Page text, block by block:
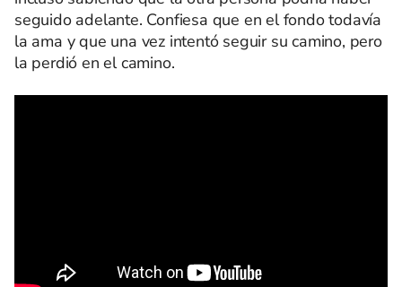
seguido adelante. Confiesa que en el fondo todavía
la ama y que una vez intentó seguir su camino, pero
la perdió en el camino.